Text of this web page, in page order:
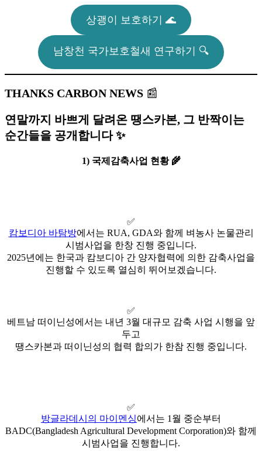
상괭이 보호하기 🌊
남창천 국가보호철새 연구하기 🔍
THANKS CARBON NEWS 📰
연말까지 바쁘게 달려온 땡스카본, 그 반짝이는
순간들을 공개합니다 ✨
1) 국제감축사업 현황 🌾
✅
캄보디아 바탐방에서는 RUA, GDA와 함께 벼농사 논물관리
시범사업을 한창 진행 중입니다.
2025년에는 한국과 캄보디아 간 양자협력에 의한 감축사업을
진행할 수 있도록 열심히 뛰어보겠습니다.
✅
베트남 떠이닌성에서는 내년 3월 대규모 감축 사업 시행을 앞
두고
땡스카본과 떠이닌성의 협력 합의가 한참 진행 중입니다.
✅
방글라데시의 마이멘싱에서는 1월 중순부터
BADC(Bangladesh Agricultural Development Corporation)와 함께
시범사업을 진행합니다.